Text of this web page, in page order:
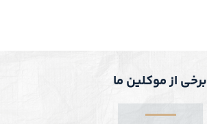
برخی از موکلین ما